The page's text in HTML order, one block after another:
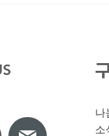
나
소